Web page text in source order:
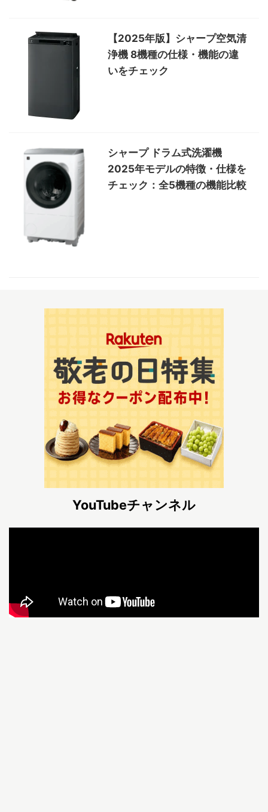
【2025年版】シャープ空気清
浄機 8機種の仕様・機能の違
いをチェック
シャープ ドラム式洗濯機
2025年モデルの特徴・仕様を
チェック：全5機種の機能比較
YouTubeチャンネル